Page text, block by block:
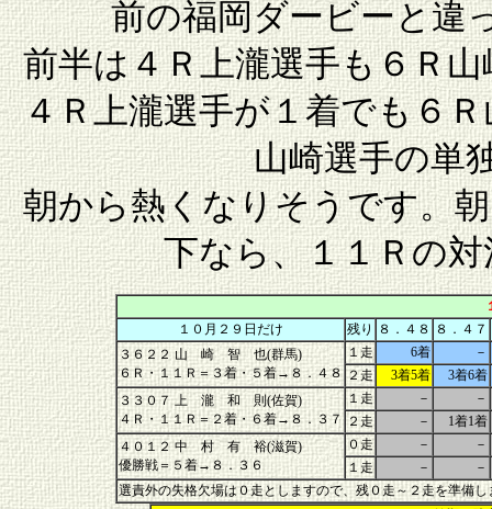
前の福岡ダービーと違
前半は４Ｒ上瀧選手も６Ｒ
４Ｒ上瀧選手が１着でも６
山崎選手の単
朝から熱くなりそうです。
下なら、１１Ｒの
１０月２９日だけ
残り ８．４８
８．４７
３６２２ 山 崎 智 也(群馬)
６Ｒ・１１Ｒ＝３着・５着→８．４８
１走 6着
－
２走
3着5着
3着6着
３３０７ 上 瀧 和 則(佐賀)
４Ｒ・１１Ｒ＝２着・６着→８．３７
１走 －
－
２走
－
1着1着
４０１２ 中 村 有 裕(滋賀)
優勝戦＝５着→８．３６
０走 －
－
１走
－
－
選責外の失格欠場は０走としますので、残０走～２走を準備し